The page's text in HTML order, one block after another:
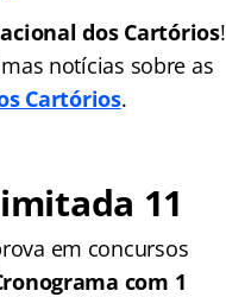
dos Cartórios!
notícias sobre as
Cartórios.
11
em concursos
com 1